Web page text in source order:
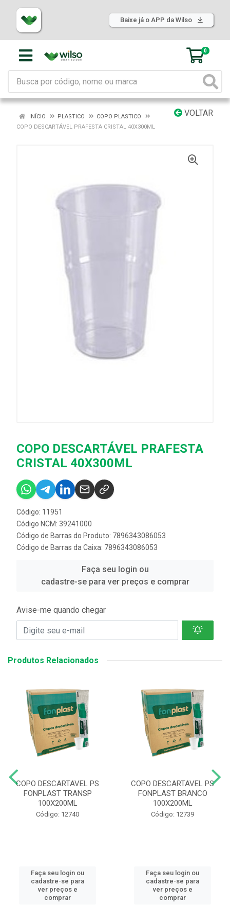
Baixe já o APP da Wilso
0
VOLTAR
INÍCIO PLASTICO
COPO PLASTICO
COPO DESCARTÁVEL PRAFESTA CRISTAL 40X300ML
COPO DESCARTÁVEL PRAFESTA
CRISTAL 40X300ML
Código: 11951
Código NCM: 39241000
Código de Barras do Produto: 7896343086053
Código de Barras da Caixa: 7896343086053
Faça seu login ou
cadastre-se para ver preços e comprar
Avise-me quando chegar
Produtos Relacionados
COPO DESCARTAVEL PS
FONPLAST TRANSP
100X200ML
Código: 12740
Faça seu login ou
cadastre-se para
ver preços e
comprar
COPO DESCARTAVEL PS
FONPLAST BRANCO
100X200ML
Código: 12739
Faça seu login ou
cadastre-se para
ver preços e
comprar